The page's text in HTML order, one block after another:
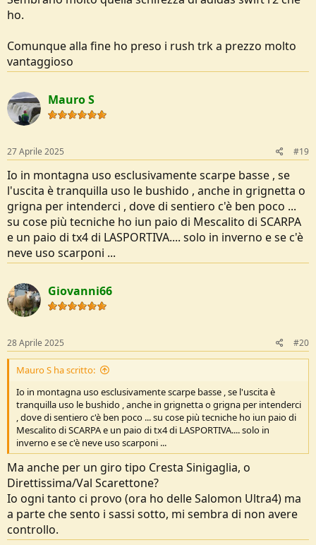
non ha senso fare il paragone con quelle non-light, sono scarpe
diverse...
ho.
Comunque alla fine ho preso i rush trk a prezzo molto
vantaggioso
Mauro S
27 Aprile 2025 #19
Io in montagna uso esclusivamente scarpe basse , se
l'uscita è tranquilla uso le bushido , anche in grignetta o
grigna per intenderci , dove di sentiero c'è ben poco ...
su cose più tecniche ho iun paio di Mescalito di SCARPA
e un paio di tx4 di LASPORTIVA.... solo in inverno e se c'è
neve uso scarponi ...
Giovanni66
28 Aprile 2025 #20
Mauro S ha scritto:
Io in montagna uso esclusivamente scarpe basse , se l'uscita è
tranquilla uso le bushido , anche in grignetta o grigna per intenderci
, dove di sentiero c'è ben poco ... su cose più tecniche ho iun paio di
Mescalito di SCARPA e un paio di tx4 di LASPORTIVA.... solo in
inverno e se c'è neve uso scarponi ...
Ma anche per un giro tipo Cresta Sinigaglia, o
Direttissima/Val Scarettone?
Io ogni tanto ci provo (ora ho delle Salomon Ultra4) ma
a parte che sento i sassi sotto, mi sembra di non avere
controllo.